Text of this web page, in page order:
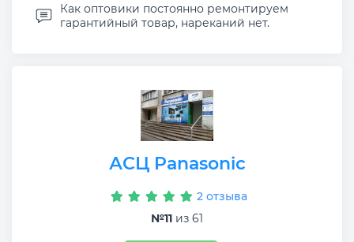
Как оптовики постоянно ремонтируем
гарантийный товар, нареканий нет.
АСЦ Panasonic
2 отзыва
№11 из 61